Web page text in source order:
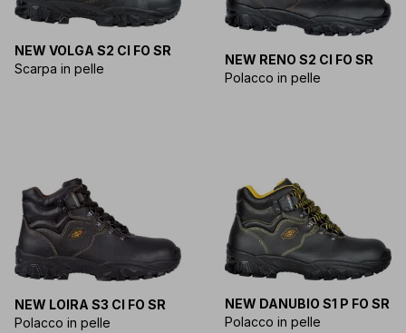
NEW VOLGA S2 CI FO SR
Scarpa in pelle
NEW RENO S2 CI FO SR
Polacco in pelle
NEW LOIRA S3 CI FO SR
Polacco in pelle
NEW DANUBIO S1 P FO SR
Polacco in pelle